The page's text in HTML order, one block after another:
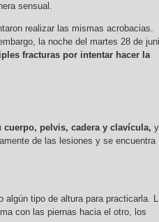
sensual.
realizar las mismas acrobacias.
la noche del martes 28 de
fracturas por intentar hacer la
cuerpo, pelvis, cadera y clavícula, y
de las lesiones y se encuentra
algún tipo de altura para practicarla.
con las piernas hacia el otro, los